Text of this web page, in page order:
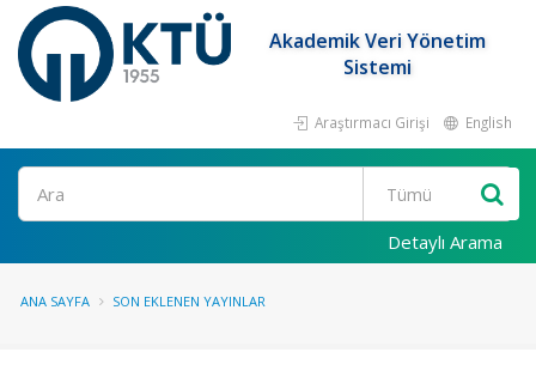
Akademik Veri Yönetim
Sistemi
Araştırmacı Girişi English
Ara
Detaylı Arama
ANA SAYFA SON EKLENEN YAYINLAR